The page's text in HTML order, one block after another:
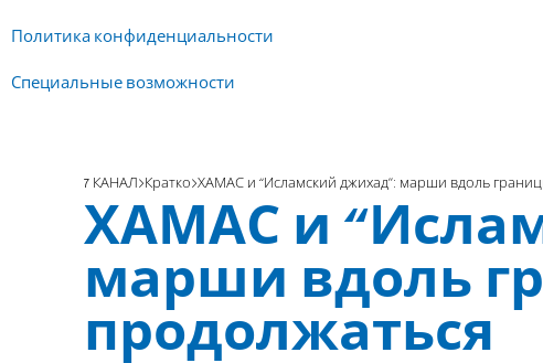
Политика конфиденциальности
Специальные возможности
7 КАНАЛ Кратко ХАМАС и “Исламский джихад”: марши вдоль
ХАМАС и
марши вдоль
продолжаться